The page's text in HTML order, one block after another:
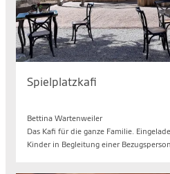
Spielplatzkafi
Bettina Wartenweiler
Das Kafi für die ganze Familie.
Kinder in Begleitung einer